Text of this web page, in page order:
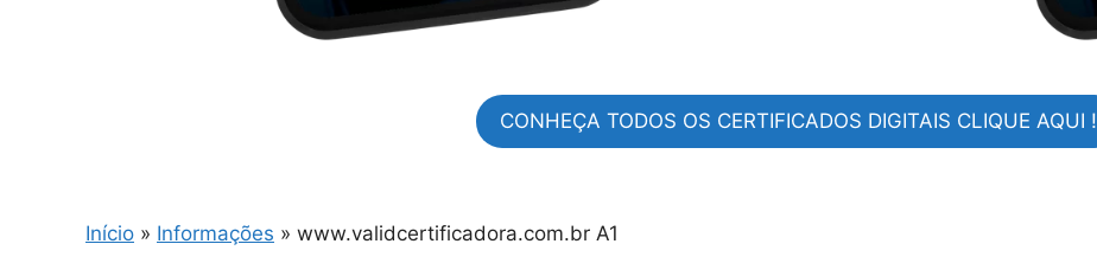
CONHEÇA TODOS OS CERTIFICADOS DIGITAIS CLIQUE AQUI !
Início » Informações » www.validcertificadora.com.br A1